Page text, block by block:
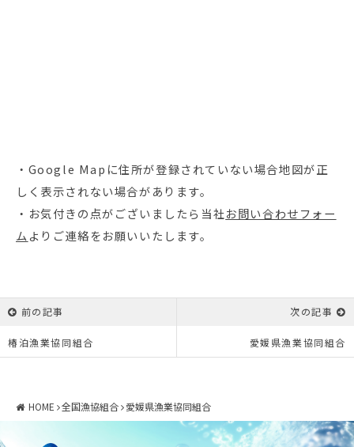
・Google Mapに住所が登録されていない場合地図が正
しく表示されない場合があります。
・お気付きの点がございましたら当社お問い合わせフォー
ムよりご連絡をお願いいたします。
前の記事
椿泊漁業協同組合
次の記事
愛媛県漁業協同組合
HOME 全国漁協組合 愛媛県漁業協同組合